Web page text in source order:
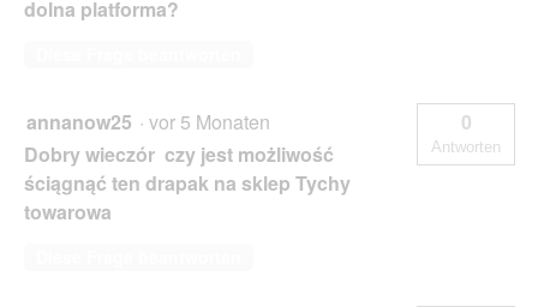
dolna platforma?
annanow25 · vor 5 Monaten
Dobry wieczór czy jest możliwość
ściągnąć ten drapak na sklep Tychy
towarowa
0
Antworten